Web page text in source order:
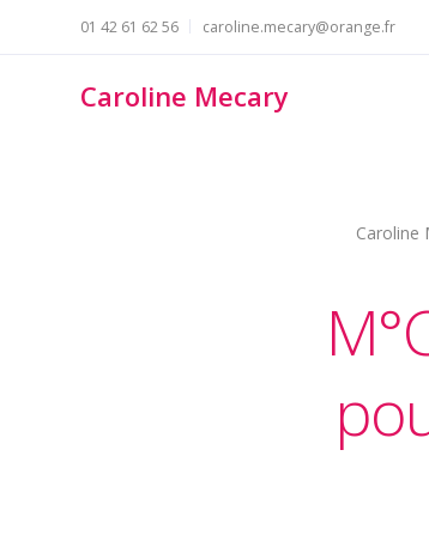
01 42 61 62 56 caroline.mecary@orange.fr
Caroline Mecary
Caroline